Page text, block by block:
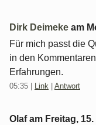
Dirk Deimeke am
Für mich passt die
in den
Erfahrungen.
05:35 Link Antwort
Olaf am Freitag,